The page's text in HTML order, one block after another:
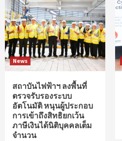
News
สถาบันไฟฟ้าฯ ลงพื้นที่
ตรวจรับรองระบบ
อัตโนมัติ หนุนผู้ประกอบ
การเข้าถึงสิทธิยกเว้น
ภาษีเงินได้นิติบุคคลเต็ม
จำนวน